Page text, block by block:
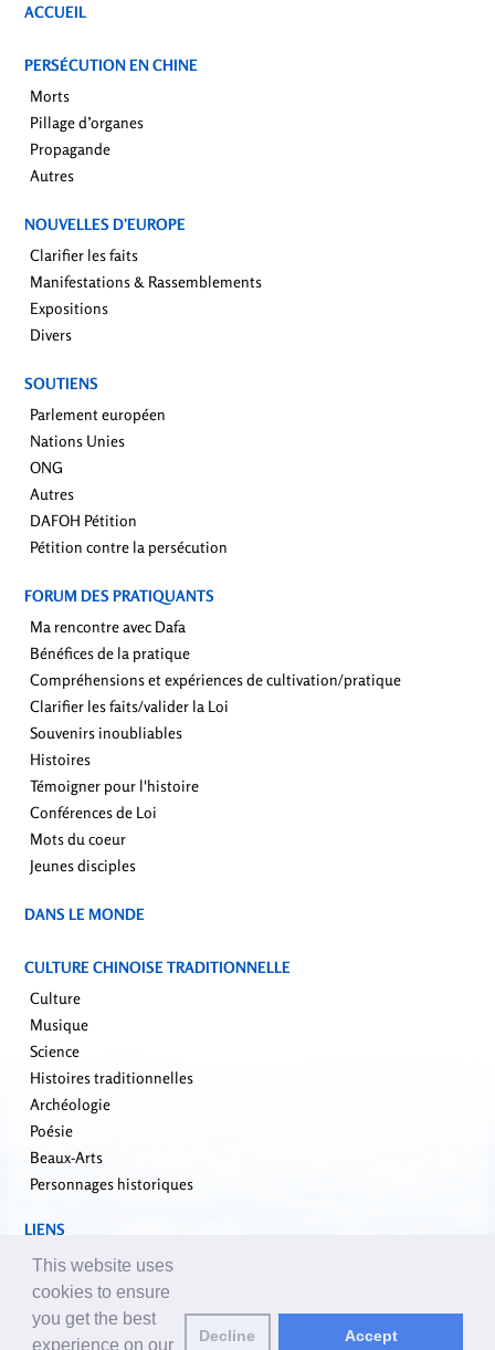
ACCUEIL
PERSÉCUTION EN CHINE
Morts
Pillage d’organes
Propagande
Autres
NOUVELLES D’EUROPE
Clarifier les faits
Manifestations & Rassemblements
Expositions
Divers
SOUTIENS
Parlement européen
Nations Unies
ONG
Autres
DAFOH Pétition
Pétition contre la persécution
FORUM DES PRATIQUANTS
Ma rencontre avec Dafa
Bénéfices de la pratique
Compréhensions et expériences de cultivation/pratique
Clarifier les faits/valider la Loi
Souvenirs inoubliables
Histoires
Témoigner pour l'histoire
Conférences de Loi
Mots du coeur
Jeunes disciples
DANS LE MONDE
CULTURE CHINOISE TRADITIONNELLE
Culture
Musique
Science
Histoires traditionnelles
Archéologie
Poésie
Beaux-Arts
Personnages historiques
LIENS
falundafa.org
faluninfo.net
minghui.org
pureinsight.org
This website uses
cookies to ensure
you get the best
experience on our
Decline Accept